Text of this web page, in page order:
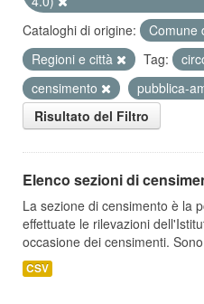
Cataloghi di origine:
Comune
Regioni e città
Tag:
censimento
pubblica-
Risultato del Filtro
Elenco sezioni di
La sezione di censimento è la
effettuate le rilevazioni
occasione dei censimenti.
CSV